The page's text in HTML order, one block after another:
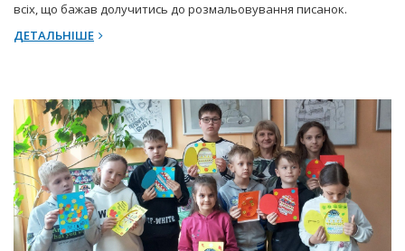
всіх, що бажав долучитись до розмальовування писанок.
ДЕТАЛЬНІШЕ